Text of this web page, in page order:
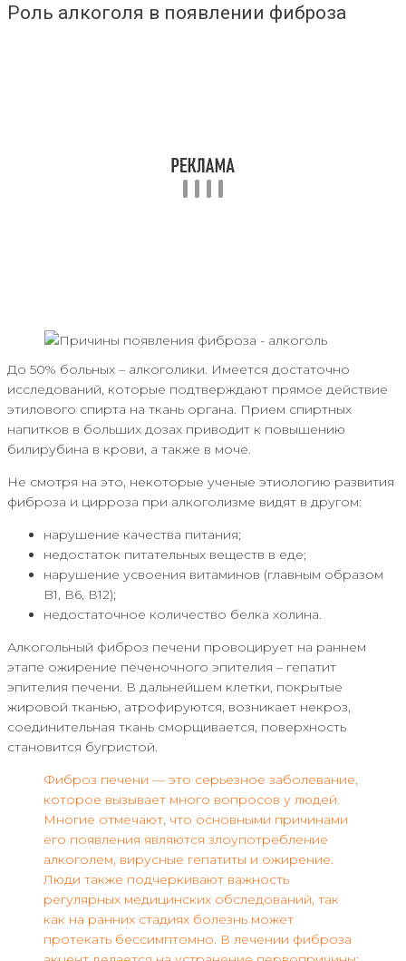
Роль алкоголя в появлении фиброза
До 50% больных – алкоголики. Имеется достаточно
исследований, которые подтверждают прямое действие
этилового спирта на ткань органа. Прием спиртных
напитков в больших дозах приводит к повышению
билирубина в крови, а также в моче.
Не смотря на это, некоторые ученые этиологию развития
фиброза и цирроза при алкоголизме видят в другом:
нарушение качества питания;
недостаток питательных веществ в еде;
нарушение усвоения витаминов (главным образом
B1, В6, В12);
недостаточное количество белка холина.
Алкогольный фиброз печени провоцирует на раннем
этапе ожирение печеночного эпителия – гепатит
эпителия печени. В дальнейшем клетки, покрытые
жировой тканью, атрофируются, возникает некроз,
соединительная ткань сморщивается, поверхность
становится бугристой.
Фиброз печени — это серьезное заболевание,
которое вызывает много вопросов у людей.
Многие отмечают, что основными причинами
его появления являются злоупотребление
алкоголем, вирусные гепатиты и ожирение.
Люди также подчеркивают важность
регулярных медицинских обследований, так
как на ранних стадиях болезнь может
протекать бессимптомно. В лечении фиброза